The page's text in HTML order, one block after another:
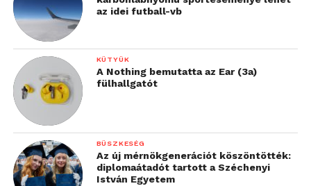
az idei futball-vb
KÜTYÜK
A Nothing bemutatta az Ear (3a)
fülhallgatót
BÜSZKESÉG
Az új mérnökgenerációt köszöntötték:
diplomaátadót tartott a Széchenyi
István Egyetem